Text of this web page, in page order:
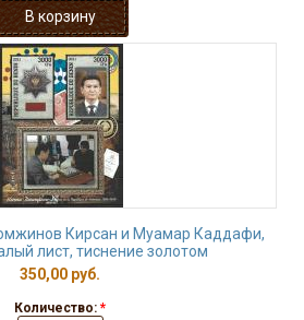
Кирсан и Муамар Каддафи,
лист, тиснение золотом
350,00 руб.
Количество: *